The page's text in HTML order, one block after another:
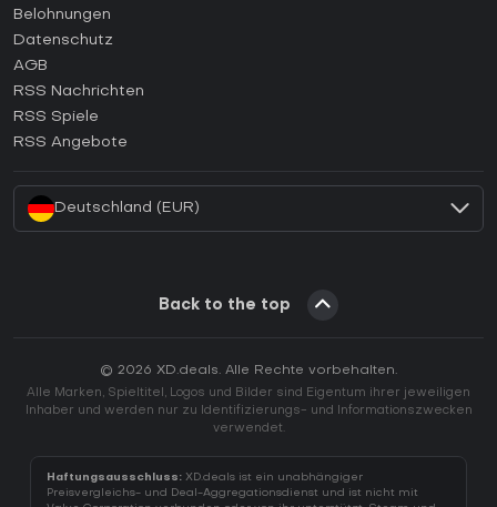
Wie aktiviert man einen Steam CD Key?
Wie aktiviert man einen Epic Games CD Key?
Wie aktiviert man einen GOG CD Key?
Wie aktiviert man einen Ubisoft Connect CD Key?
Belohnungen
Datenschutz
AGB
RSS Nachrichten
RSS Spiele
RSS Angebote
Deutschland (EUR)
Back to the top
© 2026 XD.deals. Alle Rechte vorbehalten.
Alle Marken, Spieltitel, Logos und Bilder sind Eigentum ihrer jeweiligen
Inhaber und werden nur zu Identifizierungs- und Informationszwecken
verwendet.
Haftungsausschluss: XD.deals ist ein unabhängiger
Preisvergleichs- und Deal-Aggregationsdienst und ist nicht mit